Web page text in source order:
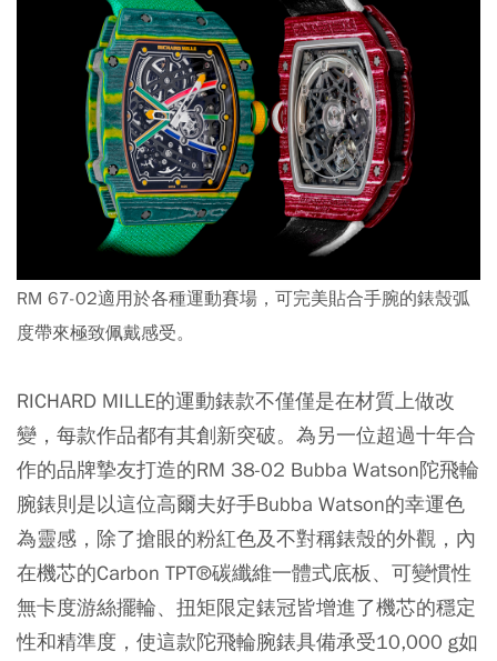
RM 67-02適用於各種運動賽場，可完美貼合手腕的錶殼弧
度帶來極致佩戴感受。
RICHARD MILLE的運動錶款不僅僅是在材質上做改
變，每款作品都有其創新突破。為另一位超過十年合
作的品牌摯友打造的RM 38-02 Bubba Watson陀飛輪
腕錶則是以這位高爾夫好手Bubba Watson的幸運色
為靈感，除了搶眼的粉紅色及不對稱錶殼的外觀，內
在機芯的Carbon TPT®碳纖維一體式底板、可變慣性
無卡度游絲擺輪、扭矩限定錶冠皆增進了機芯的穩定
性和精準度，使這款陀飛輪腕錶具備承受10,000 g如